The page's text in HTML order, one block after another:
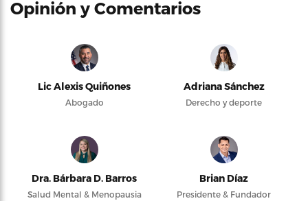
Opinión y Comentarios
Lic Alexis Quiñones
Abogado
Adriana Sánchez
Derecho y deporte
Dra. Bárbara D. Barros
Salud Mental & Menopausia
Brian Díaz
Presidente & Fundador